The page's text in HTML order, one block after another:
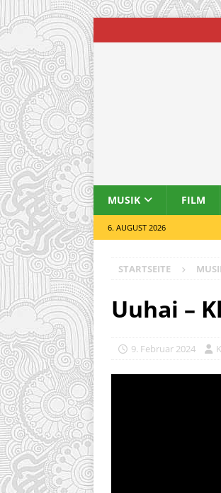
MUSIK FILM
6. AUGUST 2026
STARTSEITE
Uuhai –
9. Februar 2024